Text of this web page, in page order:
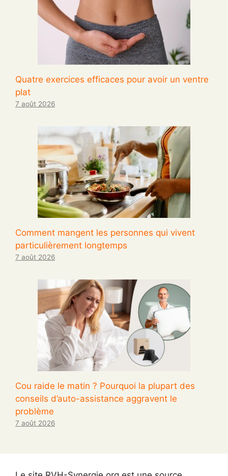
Quatre exercices efficaces pour avoir un ventre
plat
7 août 2026
Comment mangent les personnes qui vivent
particulièrement longtemps
7 août 2026
Cou raide le matin ? Pourquoi la plupart des
conseils d’auto-assistance aggravent le
problème
7 août 2026